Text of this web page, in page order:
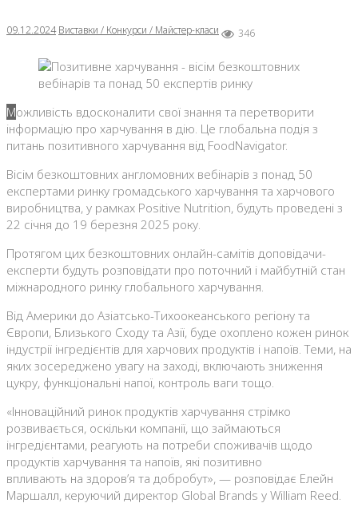
09.12.2024 Виставки / Конкурси / Майстер-класи 346
Можливість вдосконалити свої знання та перетворити
інформацію про харчування в дію. Це глобальна подія з
питань позитивного харчування від FoodNavigator.
Вісім безкоштовних англомовних вебінарів з понад 50
експертами ринку громадського харчування та харчового
виробництва, у рамках Positive Nutrition, будуть проведені з
22 січня до 19 березня 2025 року.
Протягом цих безкоштовних онлайн-самітів доповідачи-
експерти будуть розповідати про поточний і майбутній стан
міжнародного ринку глобального харчування.
Від Америки до Азіатсько-Тихоокеанського регіону та
Європи, Близького Сходу та Азії, буде охоплено кожен ринок
індустрії інгредієнтів для харчових продуктів і напоїв. Теми, на
яких зосереджено увагу на заході, включають зниження
цукру, функціональні напої, контроль ваги тощо.
«Інноваційний ринок продуктів харчування стрімко
розвивається, оскільки компанії, що займаються
інгредієнтами, реагують на потреби споживачів щодо
продуктів харчування та напоїв, які позитивно
впливають на здоров’я та добробут», — розповідає Елейн
Маршалл, керуючий директор Global Brands у William Reed.